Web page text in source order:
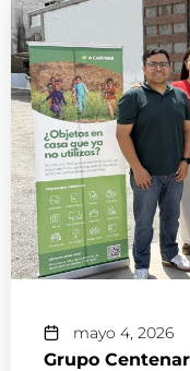
mayo 4, 2026
Grupo